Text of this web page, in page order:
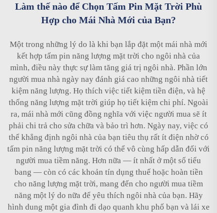
Làm thế nào để Chọn Tấm Pin Mặt Trời Phù
Hợp cho Mái Nhà Mới của Bạn?
Một trong những lý do là khi bạn lắp đặt một mái nhà mới
kết hợp tấm pin năng lượng mặt trời cho ngôi nhà của
mình, điều này thực sự làm tăng giá trị ngôi nhà. Phần lớn
người mua nhà ngày nay đánh giá cao những ngôi nhà tiết
kiệm năng lượng. Họ thích việc tiết kiệm tiền điện, và hệ
thống năng lượng mặt trời giúp họ tiết kiệm chi phí. Ngoài
ra, mái nhà mới cũng đồng nghĩa với việc người mua sẽ ít
phải chi trả cho sửa chữa và bảo trì hơn. Ngày nay, việc có
thể khẳng định ngôi nhà của bạn tiêu thụ rất ít điện nhờ có
tấm pin năng lượng mặt trời có thể vô cùng hấp dẫn đối với
người mua tiềm năng. Hơn nữa — ít nhất ở một số tiểu
bang — còn có các khoản tín dụng thuế hoặc hoàn tiền
cho năng lượng mặt trời, mang đến cho người mua tiềm
năng một lý do nữa để yêu thích ngôi nhà của bạn. Hãy
hình dung một gia đình đi dạo quanh khu phố bạn và lái xe